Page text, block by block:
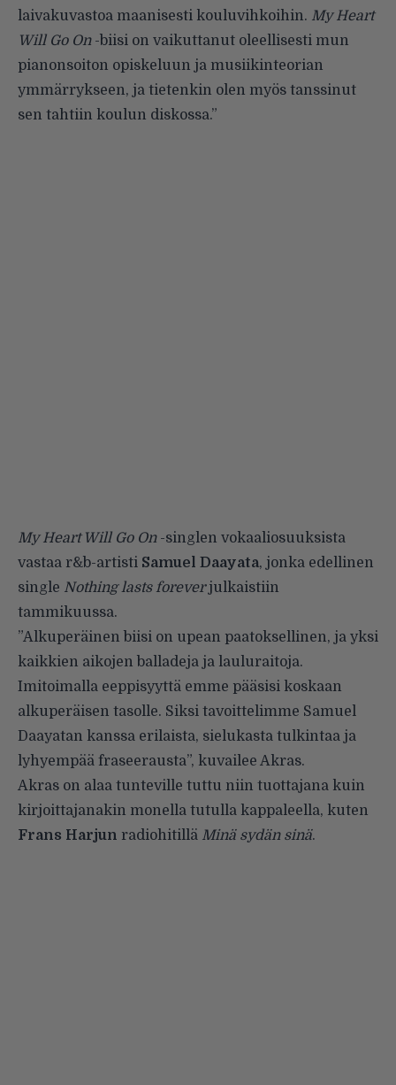
laivakuvastoa maanisesti kouluvihkoihin. My Heart
Will Go On-biisi on vaikuttanut oleellisesti mun
pianonsoiton opiskeluun ja musiikinteorian
ymmärrykseen, ja tietenkin olen myös tanssinut
sen tahtiin koulun diskossa.”
My Heart Will Go On-singlen vokaaliosuuksista
vastaa r&b-artisti Samuel Daayata, jonka edellinen
single Nothing lasts foreverjulkaistiin
tammikuussa.
”Alkuperäinen biisi on upean paatoksellinen, ja yksi
kaikkien aikojen balladeja ja lauluraitoja.
Imitoimalla eeppisyyttä emme pääsisi koskaan
alkuperäisen tasolle. Siksi tavoittelimme Samuel
Daayatan kanssa erilaista, sielukasta tulkintaa ja
lyhyempää fraseerausta”, kuvailee Akras.
Akras on alaa tunteville tuttu niin tuottajana kuin
kirjoittajanakin monella tutulla kappaleella, kuten
Frans Harjun radiohitillä Minä sydän sinä.